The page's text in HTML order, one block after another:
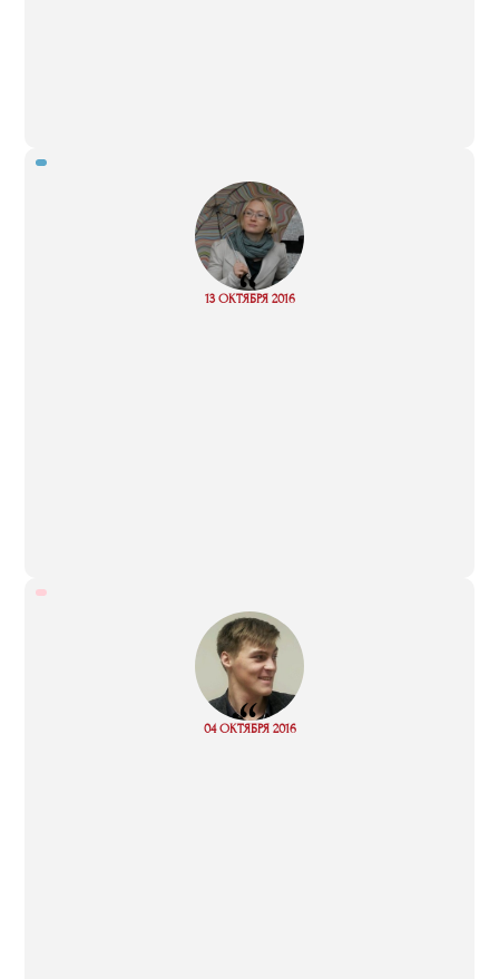
“
13 ОКТЯБРЯ 2016
Read
“
04 ОКТЯБРЯ 2016
Read